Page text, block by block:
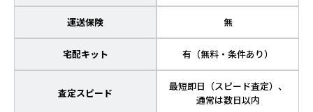
運送保険 無
宅配キット 有（無料・条件あり）
査定スピード
最短即日（スピード査定）、
通常は数日以内